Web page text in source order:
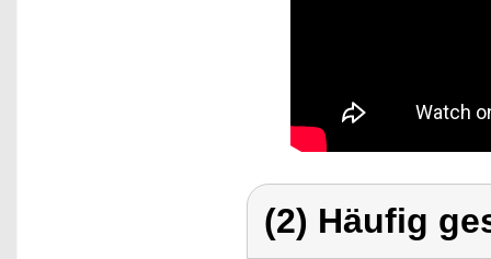
(2) Häufig